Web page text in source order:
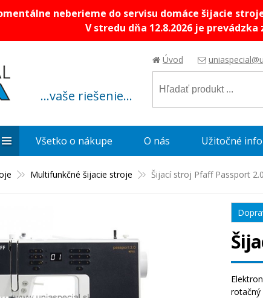
neberieme do servisu domáce šijacie
V stredu dňa 12.8.2026 je
...vaše riešenie...
Úvod
Multifunkčné šijacie stroje Šijací stroj Pfaff Passport 2.0
rotačný
Všetko o nákupe O nás Užitočné